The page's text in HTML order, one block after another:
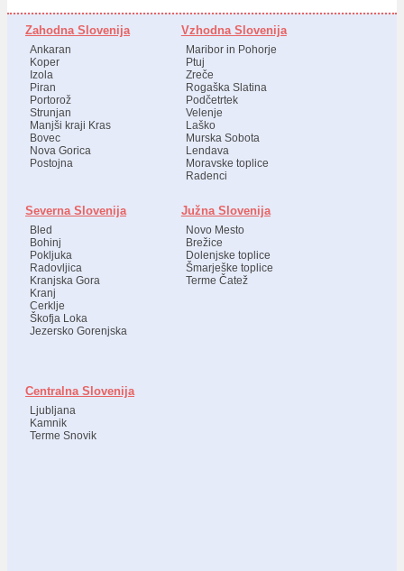
Zahodna Slovenija
Ankaran
Koper
Izola
Piran
Portorož
Strunjan
Manjši kraji Kras
Bovec
Nova Gorica
Postojna
Vzhodna Slovenija
Maribor in Pohorje
Ptuj
Zreče
Rogaška Slatina
Podčetrtek
Velenje
Laško
Murska Sobota
Lendava
Moravske toplice
Radenci
Severna Slovenija
Bled
Bohinj
Pokljuka
Radovljica
Kranjska Gora
Kranj
Cerklje
Škofja Loka
Jezersko Gorenjska
Južna Slovenija
Novo Mesto
Brežice
Dolenjske toplice
Šmarješke toplice
Terme Čatež
Centralna Slovenija
Ljubljana
Kamnik
Terme Snovik